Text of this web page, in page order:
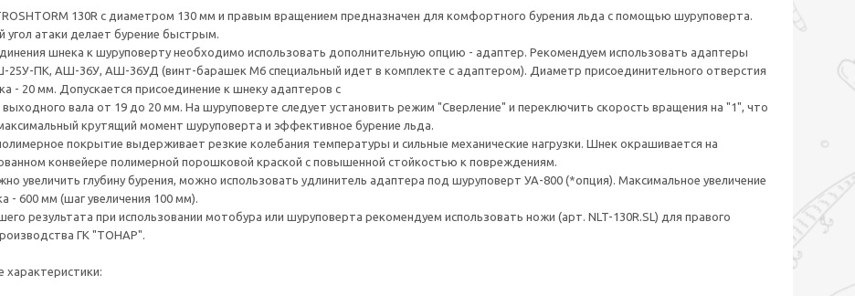
130R с диаметром 130 мм и правым вращением предназначен для комфортного бурения льда с помощью шуруповерта.
угол атаки делает бурение быстрым.
шнека к шуруповерту необходимо использовать дополнительную опцию - адаптер. Рекомендуем использовать адаптеры
ПК, АШ-36У, АШ-36УД (винт-барашек М6 специальный идет в комплекте с адаптером). Диаметр присоединительного отверстия
- 20 мм. Допускается присоединение к шнеку адаптеров с
вала от 19 до 20 мм. На шуруповерте следует установить режим "Сверление" и переключить скорость вращения на "1", что
крутящий момент шуруповерта и эффективное бурение льда.
покрытие выдерживает резкие колебания температуры и сильные механические нагрузки. Шнек окрашивается на
конвейере полимерной порошковой краской с повышенной стойкостью к повреждениям.
увеличить глубину бурения, можно использовать удлинитель адаптера под шуруповерт УА-800 (*опция). Максимальное увеличение
- 600 мм (шаг увеличения 100 мм).
результата при использовании мотобура или шуруповерта рекомендуем использовать ножи (арт. NLT-130R.SL) для правого
ГК "ТОНАР".
характеристики: